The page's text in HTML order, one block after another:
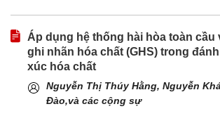
Áp dụng hệ thống hài hòa toàn cầu
ghi nhãn hóa chất (GHS) trong
xúc hóa chất
Nguyễn Thị Thúy Hằng, Nguyễn
Đào,và các cộng sự